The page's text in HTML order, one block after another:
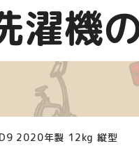
濯機
2020年製 12kg 縦型